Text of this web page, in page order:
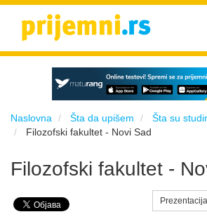
Naslovna Šta da upišem
Šta su
Filozofski fakultet - Novi Sad
Filozofski fakultet -